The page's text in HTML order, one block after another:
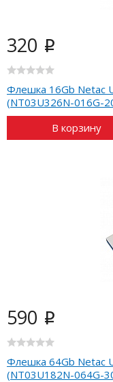
320 i
Флешка 16Gb Netac
(NT03U326N-016G-
В корзину
590 i
Флешка 64Gb Netac
(NT03U182N-064G-